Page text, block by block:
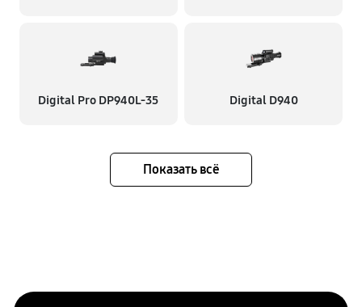
Digital Pro DP940L-35 Digital D940
Показать всё